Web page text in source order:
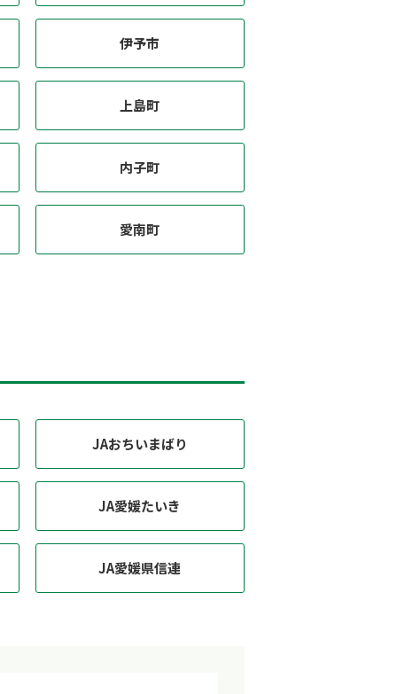
伊予市
上島町
内子町
愛南町
JAおちいまばり
JA愛媛たいき
JA愛媛県信連